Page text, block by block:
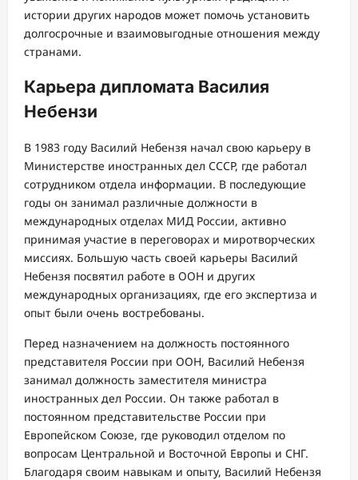
истории других народов может помочь установить
долгосрочные и взаимовыгодные отношения между
странами.
Карьера дипломата Василия
Небензи
В 1983 году Василий Небензя начал свою карьеру в
Министерстве иностранных дел СССР, где работал
сотрудником отдела информации. В последующие
годы он занимал различные должности в
международных отделах МИД России, активно
принимая участие в переговорах и миротворческих
миссиях. Большую часть своей карьеры Василий
Небензя посвятил работе в ООН и других
международных организациях, где его экспертиза и
опыт были очень востребованы.
Перед назначением на должность постоянного
представителя России при ООН, Василий Небензя
занимал должность заместителя министра
иностранных дел России. Он также работал в
постоянном представительстве России при
Европейском Союзе, где руководил отделом по
вопросам Центральной и Восточной Европы и СНГ.
Благодаря своим навыкам и опыту, Василий Небензя